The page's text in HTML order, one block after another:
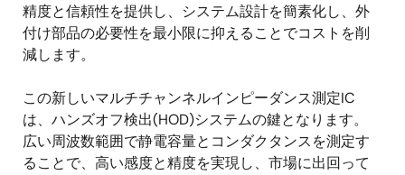
精度と信頼性を提供し、システム設計を簡素化し、外
付け部品の必要性を最小限に抑えることでコストを削
減します。
この新しいマルチチャンネルインピーダンス測定IC
は、ハンズオフ検出(HOD)システムの鍵となります。
広い周波数範囲で静電容量とコンダクタンスを測定す
ることで、高い感度と精度を実現し、市場に出回って